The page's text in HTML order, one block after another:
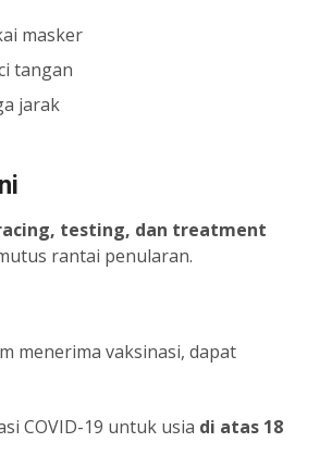
masker
tangan
jarak
testing, dan treatment
rantai penularan.
menerima vaksinasi, dapat
COVID-19 untuk usia di atas 18